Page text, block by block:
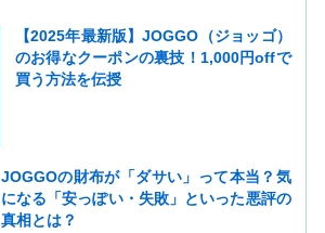
【2025年最新版】JOGGO（ジョッゴ）
のお得なクーポンの裏技！1,000円offで
買う方法を伝授
JOGGOの財布が「ダサい」って本当？気
になる「安っぽい・失敗」といった悪評の
真相とは？